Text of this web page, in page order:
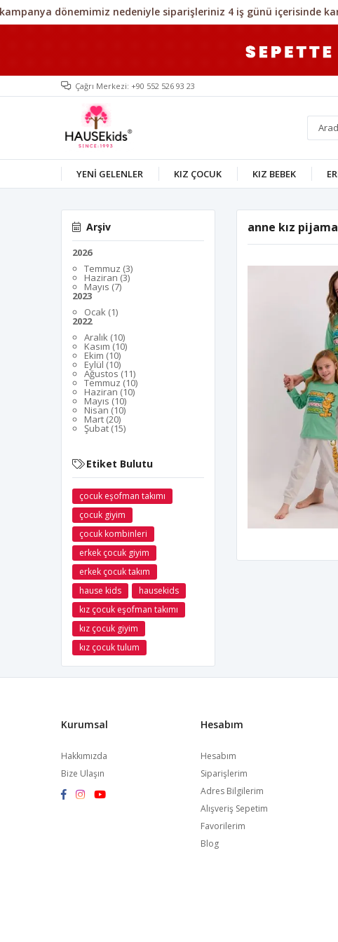
Çağrı Merkezi: +90 552 526 93 23
YENİ GELENLER KIZ ÇOCUK KIZ BEBEK
Arşiv
2026
Temmuz (3)
Haziran (3)
Mayıs (7)
2023
Ocak (1)
2022
Aralık (10)
Kasım (10)
Ekim (10)
Eylül (10)
Ağustos (11)
Temmuz (10)
Haziran (10)
Mayıs (10)
Nisan (10)
Mart (20)
Şubat (15)
Etiket Bulutu
çocuk eşofman takımı
çocuk giyim
çocuk kombinleri
erkek çocuk giyim
erkek çocuk takım
hause kids
hausekids
kız çocuk eşofman takımı
kız çocuk giyim
kız çocuk tulum
anne kız
Kurumsal
Hakkımızda
Bize Ulaşın
Hesabım
Hesabım
Siparişlerim
Adres Bilgilerim
Alışveriş Sepetim
Favorilerim
Blog